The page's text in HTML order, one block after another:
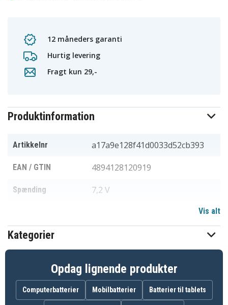
12 måneders garanti
Hurtig levering
Fragt kun 29,-
Produktinformation
Artikkelnr a17a9e128f41d0033d52cb393
EAN / GTIN 4894128120919
Spænding 7,2 V
Kapacitet
Batteriet erstatter:
117009-G1
BP-PX5
Vis alt
Kategorier
Opdag lignende produkter
Computerbatterier Mobilbatterier Batterier til tablets